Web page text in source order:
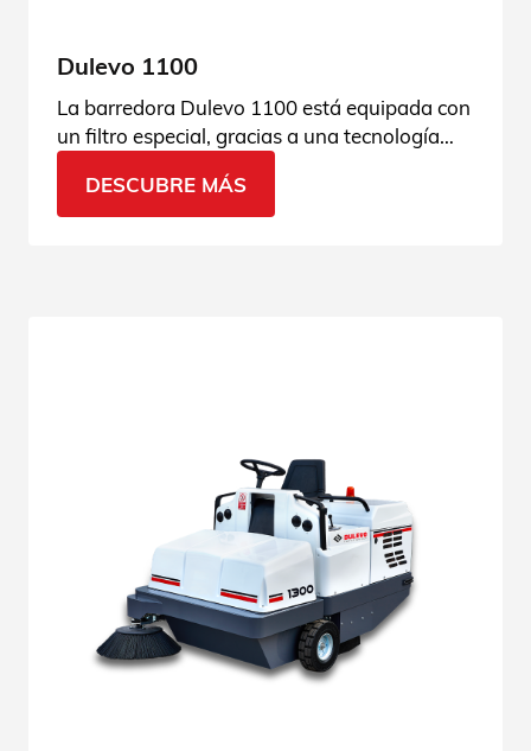
Dulevo 1100
La barredora Dulevo 1100 está equipada con
un filtro especial, gracias a una tecnología
filtración de polvo. Descubra sus
características.
DESCUBRE MÁS